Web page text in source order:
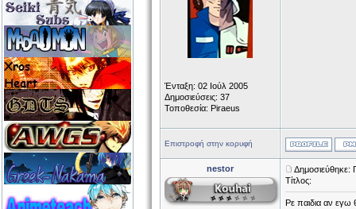
Ένταξη: 02 Ιούλ 2005
Δημοσιεύσεις: 37
Τοποθεσία: Piraeus
Επιστροφή στην κορυφή
nestor
Τίτλος:
Ρε παιδια αν εγω